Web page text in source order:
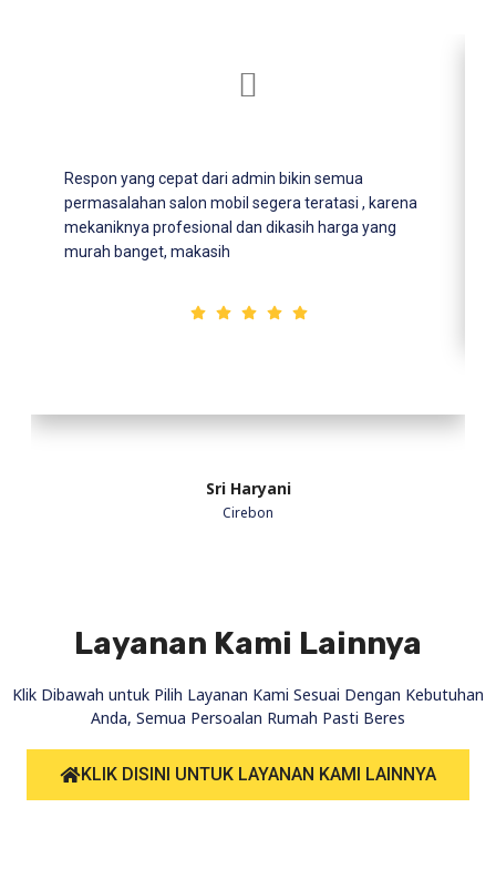
Sri Haryani
Cirebon
Respon yang cepat dari admin bikin semua
permasalahan salon mobil segera teratasi , karena
mekaniknya profesional dan dikasih harga yang
murah banget, makasih
Layanan Kami Lainnya
Klik Dibawah untuk Pilih Layanan Kami Sesuai Dengan Kebutuhan
Anda, Semua Persoalan Rumah Pasti Beres
KLIK DISINI UNTUK LAYANAN KAMI LAINNYA